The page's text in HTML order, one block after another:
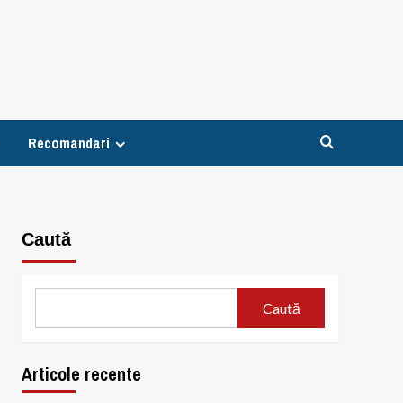
Recomandari
Caută
Caută
Articole recente